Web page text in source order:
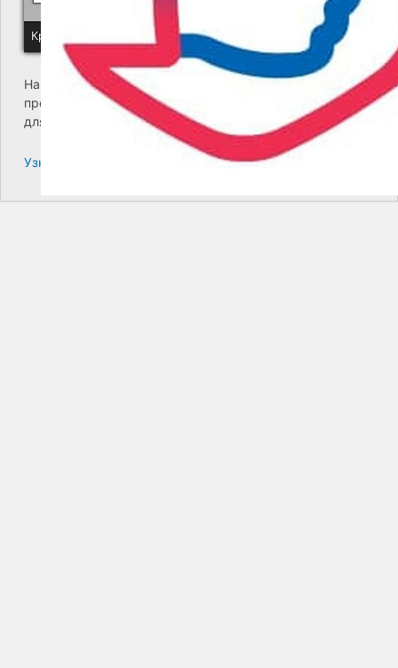
Краевое государственное унитарное предприятие
На сайте возникла критическая ошибка. Пожалуйста,
проверьте входящие сообщения почты администратора
для дальнейших инструкций.
Узнайте больше про решение проблем с WordPress.